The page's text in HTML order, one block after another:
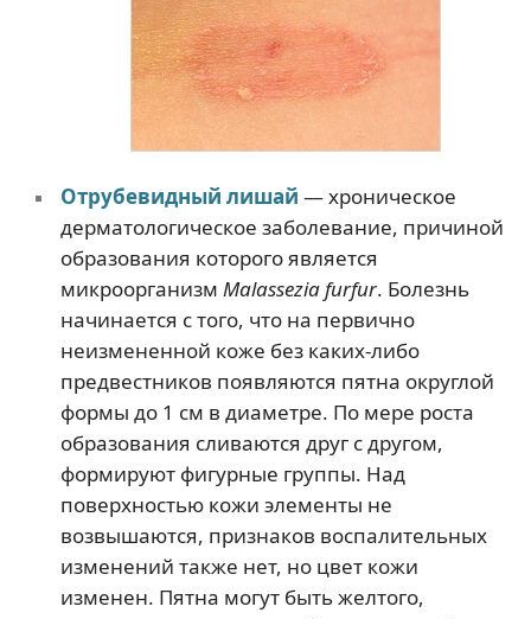
Отрубевидный лишай — хроническое
дерматологическое заболевание, причиной
образования которого является
микроорганизм Malassezia furfur. Болезнь
начинается с того, что на первично
неизмененной коже без каких-либо
предвестников появляются пятна округлой
формы до 1 см в диаметре. По мере роста
образования сливаются друг с другом,
формируют фигурные группы. Над
поверхностью кожи элементы не
возвышаются, признаков воспалительных
изменений также нет, но цвет кожи
изменен. Пятна могут быть желтого,